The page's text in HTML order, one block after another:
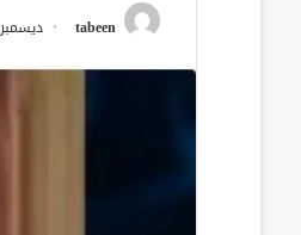
tabeen ديسمبر 20, 2025